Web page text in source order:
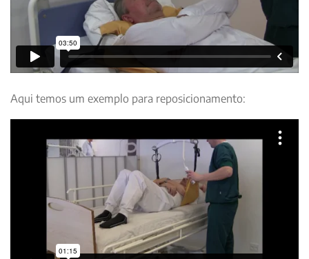
Aqui temos um exemplo para reposicionamento: